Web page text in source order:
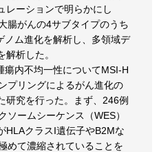
レーションで明らかにし
腸がんの4サブタイプのうち
ノム進化を解析し、多領域デ
析した。
瘍内不均一性についてMSI-H
プリングによるがん進化の
研究を行った。まず、246例
ームシーケンス（WES）
HLAクラスI遺伝子やB2Mな
めて濃縮されていることを